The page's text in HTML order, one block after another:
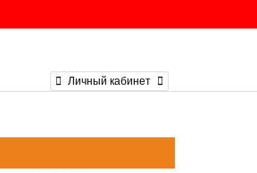
Личный кабинет